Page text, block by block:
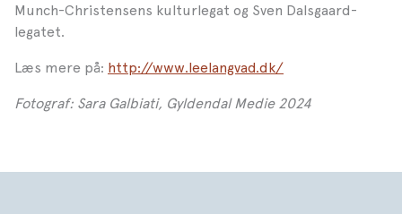
Munch-Christensens kulturlegat og Sven Dalsgaard-
legatet.
Læs mere på: http://www.leelangvad.dk/
Fotograf: Sara Galbiati, Gyldendal Medie 2024